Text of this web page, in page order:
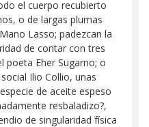
el cuerpo recubierto
o de largas plumas
Lasso; padezcan la
de contar con tres
poeta Eher Sugarno; o
Ilio Collio, unas
de aceite espeso
resbaladizo?,
de singularidad física